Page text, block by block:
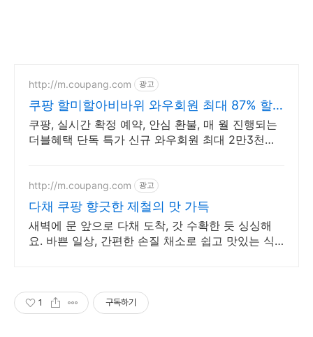
http://m.coupang.com 광고
쿠팡 할미할아비바위 와우회원 최대 87% 할
인
쿠팡, 실시간 확정 예약, 안심 환불, 매 월 진행되는
더블혜택 단독 특가 신규 와우회원 최대 2만3천원
http://m.coupang.com 광고
다채 쿠팡 향긋한 제철의 맛 가득
새벽에 문 앞으로 다채 도착, 갓 수확한 듯 싱싱해
요. 바쁜 일상, 간편한 손질 채소로 쉽고 맛있는 식
1 구독하기